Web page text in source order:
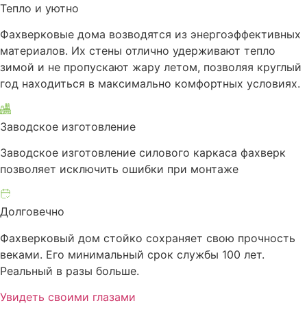
Тепло и уютно
Фахверковые дома возводятся из энергоэффективных
материалов. Их стены отлично удерживают тепло
зимой и не пропускают жару летом, позволяя круглый
год находиться в максимально комфортных условиях.
Заводское изготовление
Заводское изготовление силового каркаса фахверк
позволяет исключить ошибки при монтаже
Долговечно
Фахверковый дом стойко сохраняет свою прочность
веками. Его минимальный срок службы 100 лет.
Реальный в разы больше.
Увидеть своими глазами